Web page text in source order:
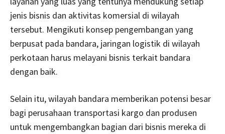
jenis bisnis dan aktivitas komersial di wilayah
tersebut. Mengikuti konsep pengembangan yang
berpusat pada bandara, jaringan logistik di wilayah
perkotaan harus melayani bisnis terkait bandara
dengan baik.
Selain itu, wilayah bandara memberikan potensi besar
bagi perusahaan transportasi kargo dan produsen
untuk mengembangkan bagian dari bisnis mereka di